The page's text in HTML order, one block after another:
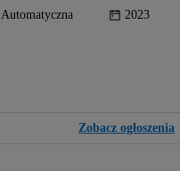
Automatyczna 2023
Zobacz ogłoszenia